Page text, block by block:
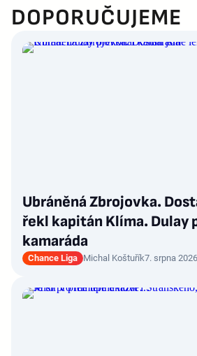
DOPORUČUJEME
Ubráněná Zbrojovka.
řekl kapitán Klíma. Dulay
kamaráda
Chance Liga Michal Koštuřík7. srpna 2026